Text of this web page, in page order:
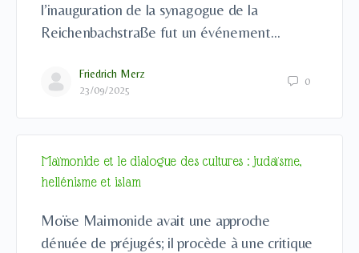
l’inauguration de la synagogue de la
Reichenbachstraße fut un événement…
Friedrich Merz
23/09/2025
0
Maïmonide et le dialogue des cultures : judaïsme,
hellénisme et islam
Moïse Maimonide avait une approche
dénuée de préjugés; il procède à une critique